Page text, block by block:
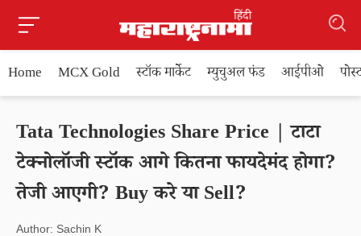
Home MCX Gold स्टॉक मार्केट म्युचुअल फंड आईपीओ
Tata Technologies Share Price | टाटा
टेक्नोलॉजी स्टॉक आगे कितना फायदेमंद होगा?
तेजी आएगी? Buy करे या Sell?
Author: Sachin K